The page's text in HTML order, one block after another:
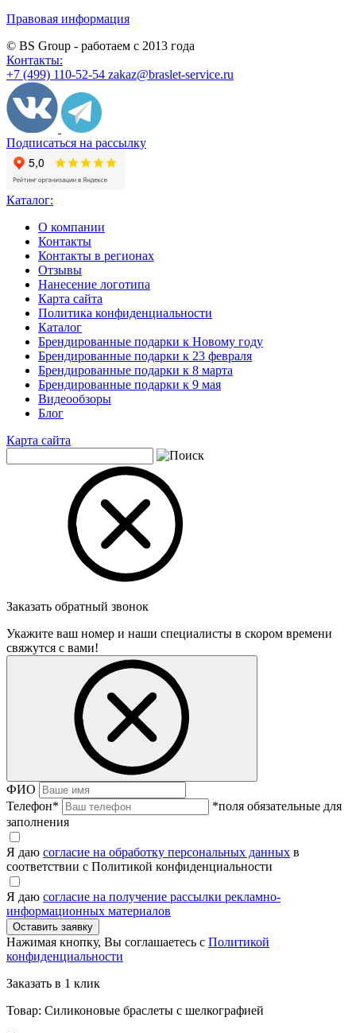
Правовая информация
© BS Group - работаем с 2013 года
Контакты:
+7 (499) 110-52-54 zakaz@braslet-service.ru
Подписаться на рассылку
Каталог:
О компании
Контакты
Контакты в регионах
Отзывы
Нанесение логотипа
Карта сайта
Политика конфиденциальности
Каталог
Брендированные подарки к Новому году
Брендированные подарки к 23 февраля
Брендированные подарки к 8 марта
Брендированные подарки к 9 мая
Видеообзоры
Блог
Карта сайта
Заказать обратный звонок
Укажите ваш номер и наши специалисты в скором времени
свяжутся с вами!
ФИО
Телефон*
*поля обязательные для
заполнения
Я даю согласие на обработку персональных данных в
соответствии с Политикой конфиденциальности
Я даю согласие на получение рассылки рекламно-
информационных материалов
Нажимая кнопку, Вы соглашаетесь с Политикой
конфиденциальности
Заказать в 1 клик
Товар: Силиконовые браслеты с шелкографией